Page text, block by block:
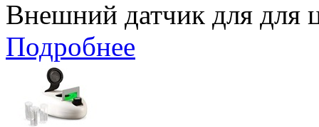
Внешний датчик для для
Подробнее